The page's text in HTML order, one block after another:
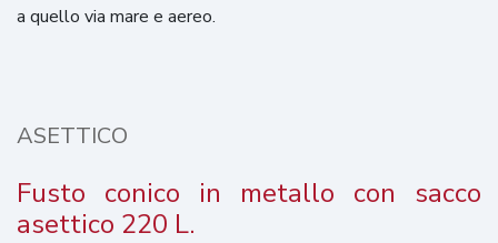
a quello via mare e aereo.
ASETTICO
Fusto conico in metallo con sacco
asettico 220 L.